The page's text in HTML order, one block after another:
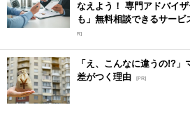
なえよう！ 専門アドバイ
も」無料相談できるサー
R]
「え、こんなに違うの!?
差がつく理由 [PR]